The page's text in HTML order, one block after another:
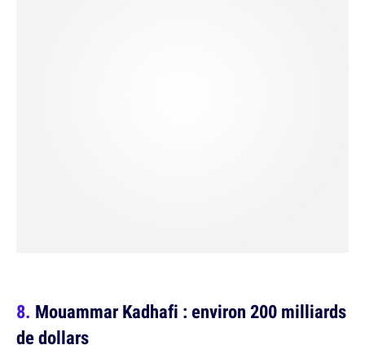
Mouammar Kadhafi : environ 200 milliards
de dollars